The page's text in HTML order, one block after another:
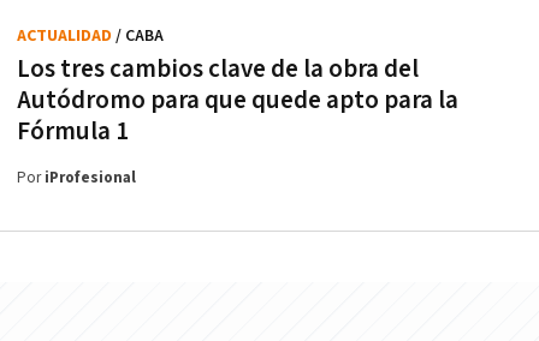
Los tres cambios clave de la obra del
Autódromo para que quede apto para la
Fórmula 1
ACTUALIDAD / CABA
PoriProfesional